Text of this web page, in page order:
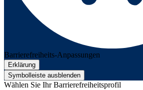
Barrierefreiheits-Anpassungen
Erklärung
Symbolleiste ausblenden
Wählen Sie Ihr Barrierefreiheitsprofil